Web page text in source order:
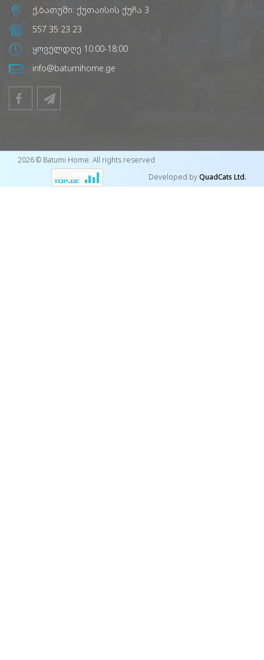
ქ,ბათუმი: ქუთაისის ქუჩა 3
557 35 23 23
ყოველდღე 10:00-18:00
info@batumihome.ge
2026 © Batumi Home. All rights reserved
Developed byQuadCats Ltd.